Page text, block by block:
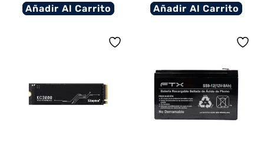
Añadir Al Carrito Añadir Al Carrito